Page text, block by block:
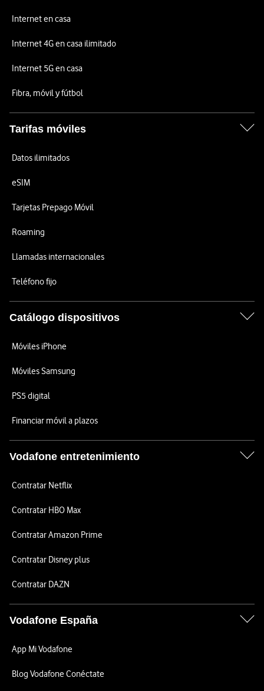
Internet en casa
Internet 4G en casa ilimitado
Internet 5G en casa
Fibra, móvil y fútbol
Tarifas móviles
Datos ilimitados
eSIM
Tarjetas Prepago Móvil
Roaming
Llamadas internacionales
Teléfono fijo
Catálogo dispositivos
Móviles iPhone
Móviles Samsung
PS5 digital
Financiar móvil a plazos
Vodafone entretenimiento
Contratar Netflix
Contratar HBO Max
Contratar Amazon Prime
Contratar Disney plus
Contratar DAZN
Vodafone España
App Mi Vodafone
Blog Vodafone Conéctate